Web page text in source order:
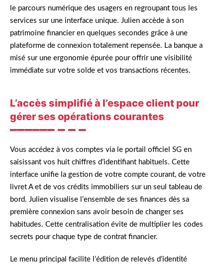
le parcours numérique des usagers en regroupant tous les
services sur une interface unique. Julien accède à son
patrimoine financier en quelques secondes grâce à une
plateforme de connexion totalement repensée. La banque a
misé sur une ergonomie épurée pour offrir une visibilité
immédiate sur votre solde et vos transactions récentes.
L’accès simplifié à l’espace client pour
gérer ses opérations courantes
Vous accédez à vos comptes via le portail officiel SG en
saisissant vos huit chiffres d’identifiant habituels. Cette
interface unifie la gestion de votre compte courant, de votre
livret A et de vos crédits immobiliers sur un seul tableau de
bord. Julien visualise l’ensemble de ses finances dès sa
première connexion sans avoir besoin de changer ses
habitudes. Cette centralisation évite de multiplier les codes
secrets pour chaque type de contrat financier.
Le menu principal facilite l’édition de relevés d’identité